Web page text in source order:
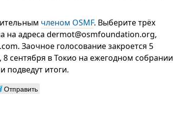
членом OSMF. Выберите трёх
на адреса dermot@osmfoundation.org,
Заочное голосование закроется 5
сентября в Токио на ежегодном собрании
подведут итоги.
Отправить